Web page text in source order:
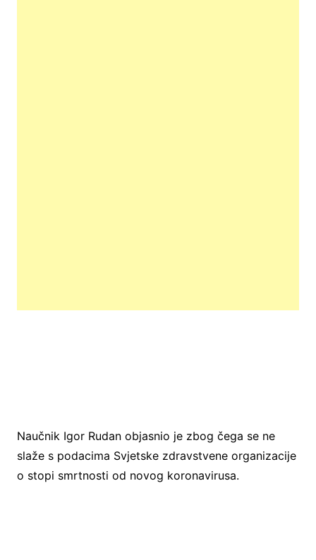
Naučnik Igor Rudan objasnio je zbog čega se ne
slaže s podacima Svjetske zdravstvene organizacije
o stopi smrtnosti od novog koronavirusa.